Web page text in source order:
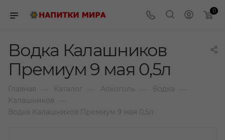
0
Водка Калашников
Премиум 9 мая 0,5л
Главная Каталог Алкоголь Водка
Калашников
Водка Калашников Премиум 9 мая 0,5л